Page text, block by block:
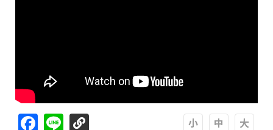
Facebook
Line